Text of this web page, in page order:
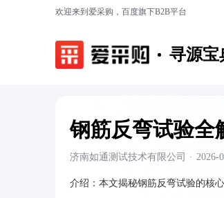
欢迎来到爱采购，百度旗下B2B平台
寻源宝
钢筋反弯试验全
济南如通测试技术有限公司 · 2026-
介绍： 本文揭秘钢筋反弯试验的核